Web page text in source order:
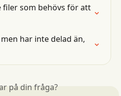
filer som behövs för att
har inte delad än,
på din fråga?